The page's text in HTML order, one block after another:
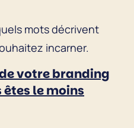
mots décrivent
incarner.
votre branding
le moins